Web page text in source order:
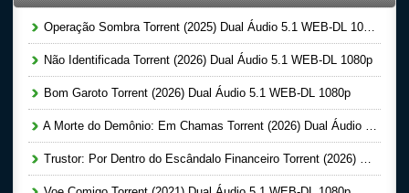
Operação Sombra Torrent (2025) Dual Áudio 5.1 WEB-DL 1080p
Não Identificada Torrent (2026) Dual Áudio 5.1 WEB-DL 1080p
Bom Garoto Torrent (2026) Dual Áudio 5.1 WEB-DL 1080p
A Morte do Demônio: Em Chamas Torrent (2026) Dual Áudio WEB-DL 720p | 1080p
Trustor: Por Dentro do Escândalo Financeiro Torrent (2026) Dual Áudio 5.1 WEB-DL 1080p